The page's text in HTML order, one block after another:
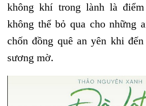
không khí trong lành là
không thể bỏ qua cho những
chốn đồng quê an yên khi
sương mờ.